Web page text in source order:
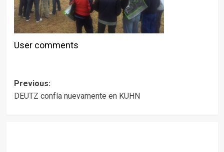
User comments
Post
Previous:
DEUTZ confía nuevamente en KUHN